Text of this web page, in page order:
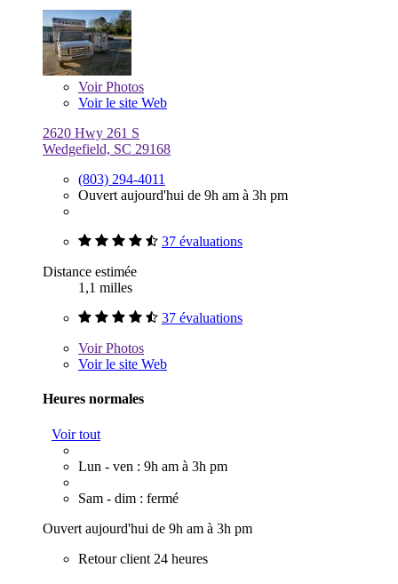
VoirPhotos
Voir le site Web
2620 Hwy 261 S
Wedgefield, SC 29168
(803) 294-4011
Ouvert aujourd'hui de 9h am à 3h pm
37 évaluations
Distance estimée
1,1 milles
37 évaluations
VoirPhotos
Voir le site Web
Heures normales
Voir tout
Lun - ven : 9h am à 3h pm
Sam - dim : fermé
Ouvert aujourd'hui de 9h am à 3h pm
Retour client 24 heures